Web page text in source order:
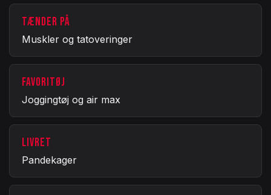
TÆNDER PÅ
Muskler og tatoveringer
FAVORITØJ
Joggingtøj og air max
LIVRET
Pandekager